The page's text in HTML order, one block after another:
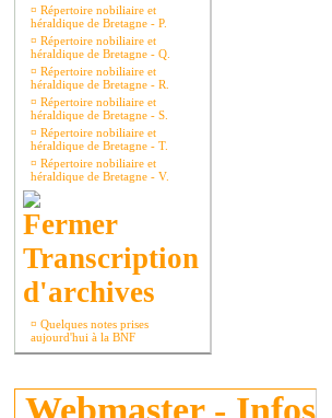
¤ Répertoire nobiliaire et
héraldique de Bretagne - P.
¤ Répertoire nobiliaire et
héraldique de Bretagne - Q.
¤ Répertoire nobiliaire et
héraldique de Bretagne - R.
¤ Répertoire nobiliaire et
héraldique de Bretagne - S.
¤ Répertoire nobiliaire et
héraldique de Bretagne - T.
¤ Répertoire nobiliaire et
héraldique de Bretagne - V.
Transcription
d'archives
¤ Quelques notes prises
aujourd'hui à la BNF
Webmaster - Infos